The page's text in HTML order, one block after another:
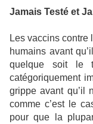
Jamais Testé et
Les vaccins contre
humains avant
quelque soit le
catégoriquement
grippe avant qu’il
comme c’est le
pour que la